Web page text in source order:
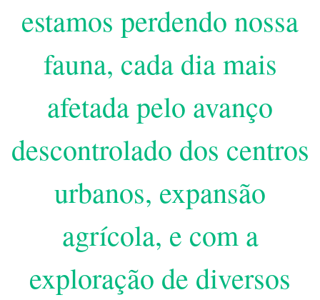
estamos perdendo nossa
fauna, cada dia mais
afetada pelo avanço
descontrolado dos centros
urbanos, expansão
agrícola, e com a
exploração de diversos